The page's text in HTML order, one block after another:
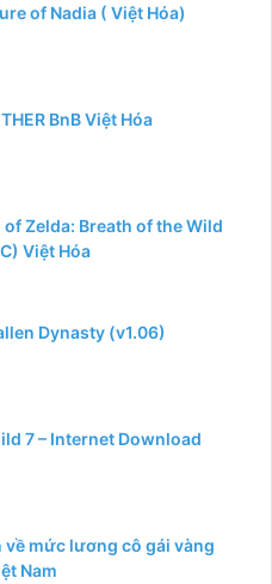
of Nadia ( Việt Hóa)
BnB Việt Hóa
of Zelda: Breath of the Wild
Việt Hóa
Dynasty (v1.06)
7 – Internet Download
về mức lương cô gái vàng
Nam